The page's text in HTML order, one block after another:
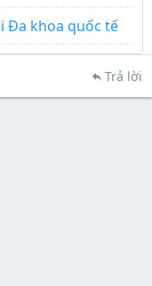
Đa khoa quốc tế
Trả lời